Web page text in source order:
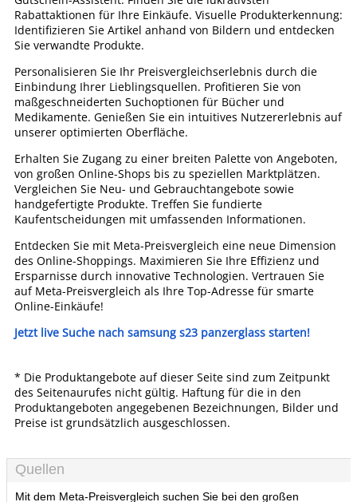
Rabattaktionen für Ihre Einkäufe. Visuelle Produkterkennung:
Identifizieren Sie Artikel anhand von Bildern und entdecken
Sie verwandte Produkte.
Personalisieren Sie Ihr Preisvergleichserlebnis durch die
Einbindung Ihrer Lieblingsquellen. Profitieren Sie von
maßgeschneiderten Suchoptionen für Bücher und
Medikamente. Genießen Sie ein intuitives Nutzererlebnis auf
unserer optimierten Oberfläche.
Erhalten Sie Zugang zu einer breiten Palette von Angeboten,
von großen Online-Shops bis zu speziellen Marktplätzen.
Vergleichen Sie Neu- und Gebrauchtangebote sowie
handgefertigte Produkte. Treffen Sie fundierte
Kaufentscheidungen mit umfassenden Informationen.
Entdecken Sie mit Meta-Preisvergleich eine neue Dimension
des Online-Shoppings. Maximieren Sie Ihre Effizienz und
Ersparnisse durch innovative Technologien. Vertrauen Sie
auf Meta-Preisvergleich als Ihre Top-Adresse für smarte
Online-Einkäufe!
Jetzt live Suche nach samsung s23 panzerglass starten!
* Die Produktangebote auf dieser Seite sind zum Zeitpunkt
des Seitenaurufes nicht gültig. Haftung für die in den
Produktangeboten angegebenen Bezeichnungen, Bilder und
Preise ist grundsätzlich ausgeschlossen.
Quellen
Mit dem Meta-Preisvergleich suchen Sie bei den großen